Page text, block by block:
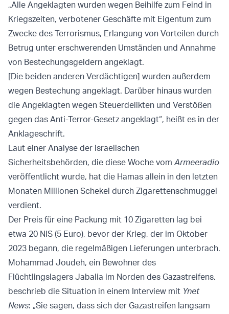
„Alle Angeklagten wurden wegen Beihilfe zum Feind in
Kriegszeiten, verbotener Geschäfte mit Eigentum zum
Zwecke des Terrorismus, Erlangung von Vorteilen durch
Betrug unter erschwerenden Umständen und Annahme
von Bestechungsgeldern angeklagt.
[Die beiden anderen Verdächtigen] wurden außerdem
wegen Bestechung angeklagt. Darüber hinaus wurden
die Angeklagten wegen Steuerdelikten und Verstößen
gegen das Anti-Terror-Gesetz angeklagt“, heißt es in der
Anklageschrift.
Laut einer Analyse der israelischen
Sicherheitsbehörden, die diese Woche vomArmeeradio
veröffentlicht wurde, hat die Hamas allein in den letzten
Monaten Millionen Schekel durch Zigarettenschmuggel
verdient.
Der Preis für eine Packung mit 10 Zigaretten lag bei
etwa 20 NIS (5 Euro), bevor der Krieg, der im Oktober
2023 begann, die regelmäßigen Lieferungen unterbrach.
Mohammad Joudeh, ein Bewohner des
Flüchtlingslagers Jabalia im Norden des Gazastreifens,
beschrieb die Situation in einem Interview mit Ynet
News: „Sie sagen, dass sich der Gazastreifen langsam